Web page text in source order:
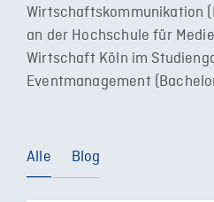
Wirtschaftskommunikation
an der Hochschule für
Wirtschaft Köln im
Eventmanagement
Alle Blog